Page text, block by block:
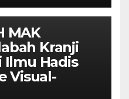
MAK
Kranji
Ilmu Hadis
Visual-